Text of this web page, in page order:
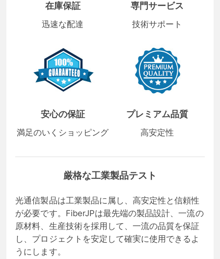
在庫保証
迅速な配達
専門サービス
技術サポート
安心の保証
満足のいくショッピング
プレミアム品質
高安定性
厳格な工業製品テスト
光通信製品は工業製品に属し、高安定性と信頼性
が必要です。FiberJPは最先端の製品設計、一流の
原材料、生産技術を採用して、一流の品質を保証
し、プロジェクトを安定して確実に使用できるよ
うにします。